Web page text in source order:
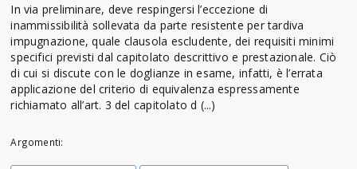
In via preliminare, deve respingersi l’eccezione di
inammissibilità sollevata da parte resistente per tardiva
impugnazione, quale clausola escludente, dei requisiti minimi
specifici previsti dal capitolato descrittivo e prestazionale. Ciò
di cui si discute con le doglianze in esame, infatti, è l’errata
applicazione del criterio di equivalenza espressamente
richiamato all’art. 3 del capitolato d (...)
Argomenti: